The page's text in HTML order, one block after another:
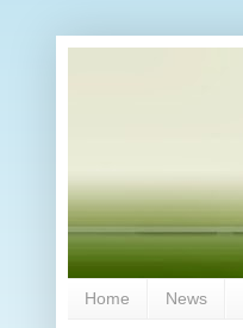
Home News